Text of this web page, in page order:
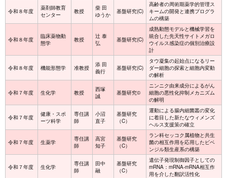
令和８年度
薬剤師教育
センター
教授
柴 田
ゆうか
基盤研究(C)
高齢者の周術期薬学的管理ス
キームの開発と連携プログラ
ムの構築
令和８年度
臨床薬物動
態学
教授
辻 泰
弘
基盤研究(C)
成熟動態モデルと機械学習を
統合した先天性サイトメガロ
ウイルス感染症の個別治療設
計
令和８年度 機能形態学 准教授
添 田
義行
基盤研究(C)
タウ凝集の起始点になるリー
ダー細胞の探索と細胞内変動
の解析
令和７年度 生化学 教授
西塚
誠
基盤研究©
ニンニク由来成分によるがん
細胞の悪性化抑制メカニズム
の解明
令和７年度
健康・スポ
ーツ科学
専任講
師
小沼
直子
基盤研究
（C）
運動による腸内細菌叢の変化
に着目した新たなウィメンズ
ヘルス支援策の確立
令和７年度 生薬学
専任講
師
高宮
知子
基盤研究
（C）
ラン科セッコク属植物と共生
菌の相互作用を応用したビベ
ンジル類生産系の構築
令和７年度 生化学
専任講
師
田中
融
基盤研究
（C）
遺伝子発現制御因子としての
mRNA：mRNA-mRNA相互作
用を介した翻訳活性化